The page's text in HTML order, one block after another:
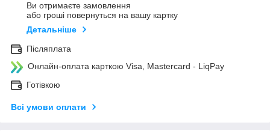
Ви отримаєте замовлення
або гроші повернуться на вашу картку
Детальніше
Післяплата
Онлайн-оплата карткою Visa, Mastercard - LiqPay
Готівкою
Всі умови оплати